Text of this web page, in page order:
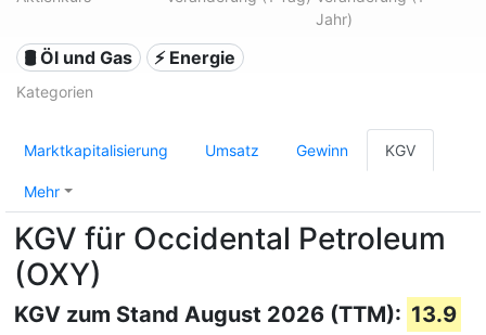
Jahr)
🛢 Öl und Gas ⚡ Energie
Kategorien
Marktkapitalisierung Umsatz Gewinn KGV
Mehr
KGV für Occidental Petroleum
(OXY)
KGV zum Stand August 2026 (TTM): 13.9